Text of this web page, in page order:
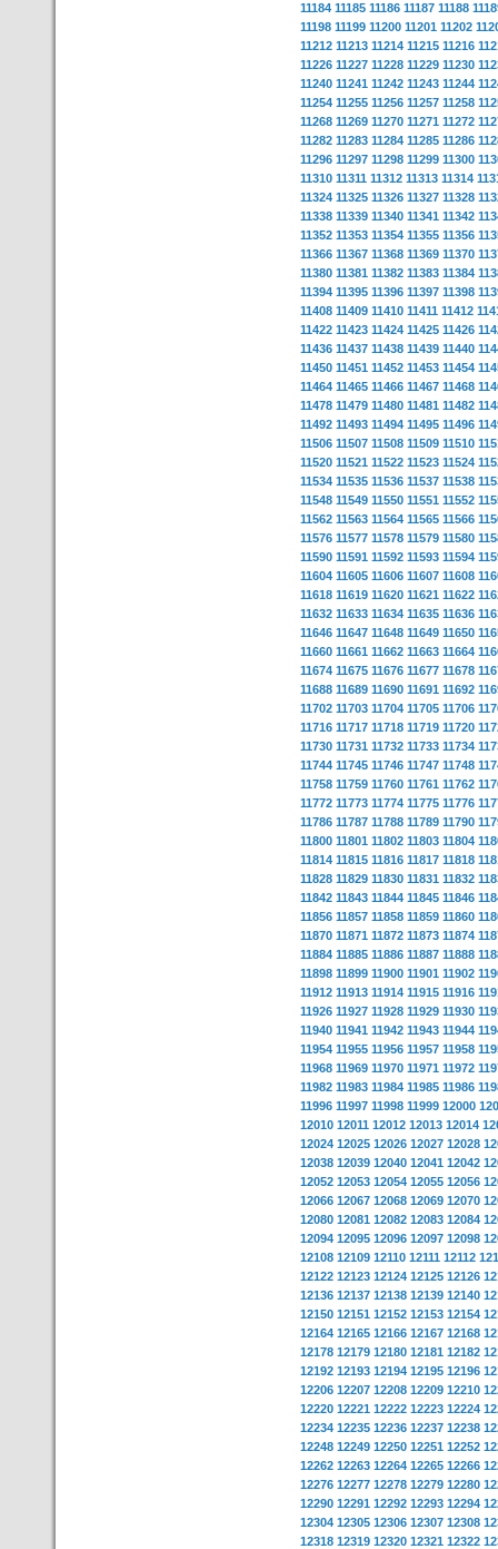
11184 11185 11186 11187 11188
11198 11199 11200 11201 11202
11212 11213 11214 11215 11216
11226 11227 11228 11229 11230
11240 11241 11242 11243 11244
11254 11255 11256 11257 11258
11268 11269 11270 11271 11272
11282 11283 11284 11285 11286
11296 11297 11298 11299 11300
11310 11311 11312 11313 11314
11324 11325 11326 11327 11328
11338 11339 11340 11341 11342
11352 11353 11354 11355 11356
11366 11367 11368 11369 11370
11380 11381 11382 11383 11384
11394 11395 11396 11397 11398
11408 11409 11410 11411 11412
11422 11423 11424 11425 11426
11436 11437 11438 11439 11440
11450 11451 11452 11453 11454
11464 11465 11466 11467 11468
11478 11479 11480 11481 11482
11492 11493 11494 11495 11496
11506 11507 11508 11509 11510
11520 11521 11522 11523 11524
11534 11535 11536 11537 11538
11548 11549 11550 11551 11552
11562 11563 11564 11565 11566
11576 11577 11578 11579 11580
11590 11591 11592 11593 11594
11604 11605 11606 11607 11608
11618 11619 11620 11621 11622
11632 11633 11634 11635 11636
11646 11647 11648 11649 11650
11660 11661 11662 11663 11664
11674 11675 11676 11677 11678
11688 11689 11690 11691 11692
11702 11703 11704 11705 11706
11716 11717 11718 11719 11720
11730 11731 11732 11733 11734
11744 11745 11746 11747 11748
11758 11759 11760 11761 11762
11772 11773 11774 11775 11776
11786 11787 11788 11789 11790
11800 11801 11802 11803 11804
11814 11815 11816 11817 11818
11828 11829 11830 11831 11832
11842 11843 11844 11845 11846
11856 11857 11858 11859 11860
11870 11871 11872 11873 11874
11884 11885 11886 11887 11888
11898 11899 11900 11901 11902
11912 11913 11914 11915 11916
11926 11927 11928 11929 11930
11940 11941 11942 11943 11944
11954 11955 11956 11957 11958
11968 11969 11970 11971 11972
11982 11983 11984 11985 11986
11996 11997 11998 11999 12000
12010 12011 12012 12013 12014
12024 12025 12026 12027 12028
12038 12039 12040 12041 12042
12052 12053 12054 12055 12056
12066 12067 12068 12069 12070
12080 12081 12082 12083 12084
12094 12095 12096 12097 12098
12108 12109 12110 12111 12112
12122 12123 12124 12125 12126
12136 12137 12138 12139 12140
12150 12151 12152 12153 12154
12164 12165 12166 12167 12168
12178 12179 12180 12181 12182
12192 12193 12194 12195 12196
12206 12207 12208 12209 12210
12220 12221 12222 12223 12224
12234 12235 12236 12237 12238
12248 12249 12250 12251 12252
12262 12263 12264 12265 12266
12276 12277 12278 12279 12280
12290 12291 12292 12293 12294
12304 12305 12306 12307 12308
12318 12319 12320 12321 12322